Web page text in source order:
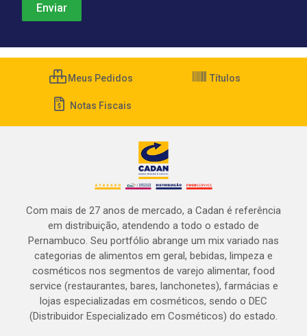
Meus Pedidos Títulos
Notas Fiscais
Com mais de 27 anos de mercado, a Cadan é referência
em distribuição, atendendo a todo o estado de
Pernambuco. Seu portfólio abrange um mix variado nas
categorias de alimentos em geral, bebidas, limpeza e
cosméticos nos segmentos de varejo alimentar, food
service (restaurantes, bares, lanchonetes), farmácias e
lojas especializadas em cosméticos, sendo o DEC
(Distribuidor Especializado em Cosméticos) do estado.